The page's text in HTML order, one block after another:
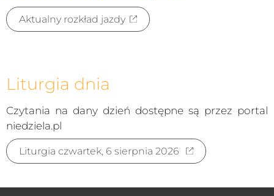
Aktualny rozkład jazdy
Liturgia dnia
Czytania na dany dzień dostępne są przez portal
niedziela.pl
Liturgia czwartek, 6 sierpnia 2026